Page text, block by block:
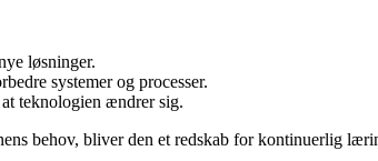
løsninger.
systemer og processer.
teknologien ændrer sig.
behov, bliver den et redskab for kontinuerlig